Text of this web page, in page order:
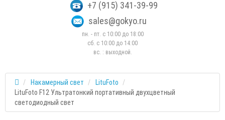
+7 (915) 341-39-99
sales@gokyo.ru
пн. - пт. с 10:00 до 18:00
сб. c 10:00 до 14:00
вс. : выходной.
Накамерный свет
LituFoto
LituFoto F12 Ультратонкий портативный двухцветный
светодиодный свет